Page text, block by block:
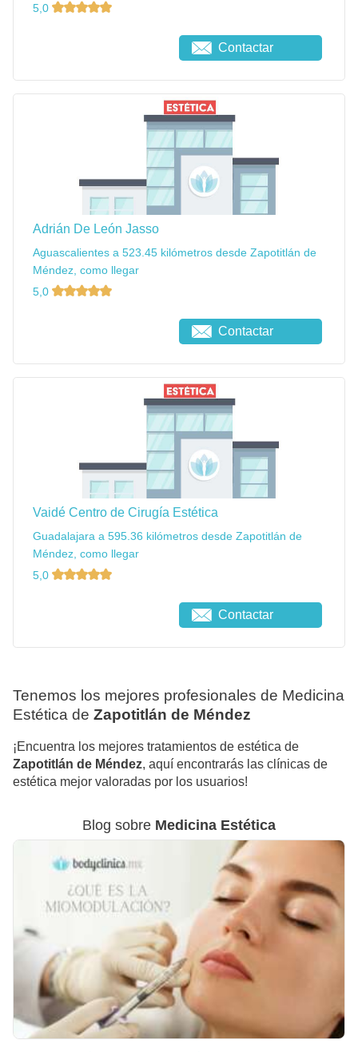
5,0
Contactar
Adrián De León Jasso
Aguascalientes a 523.45 kilómetros desde Zapotitlán de
Méndez, como llegar
5,0
Contactar
Vaidé Centro de Cirugía Estética
Guadalajara a 595.36 kilómetros desde Zapotitlán de
Méndez, como llegar
5,0
Contactar
Tenemos los mejores profesionales de Medicina
Estética de Zapotitlán de Méndez
¡Encuentra los mejores tratamientos de estética de
Zapotitlán de Méndez, aquí encontrarás las clínicas de
estética mejor valoradas por los usuarios!
Blog sobre Medicina Estética